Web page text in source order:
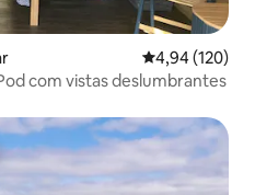
4,94 de uma
4,94 (120)
com vistas deslumbrantes
hóspedes